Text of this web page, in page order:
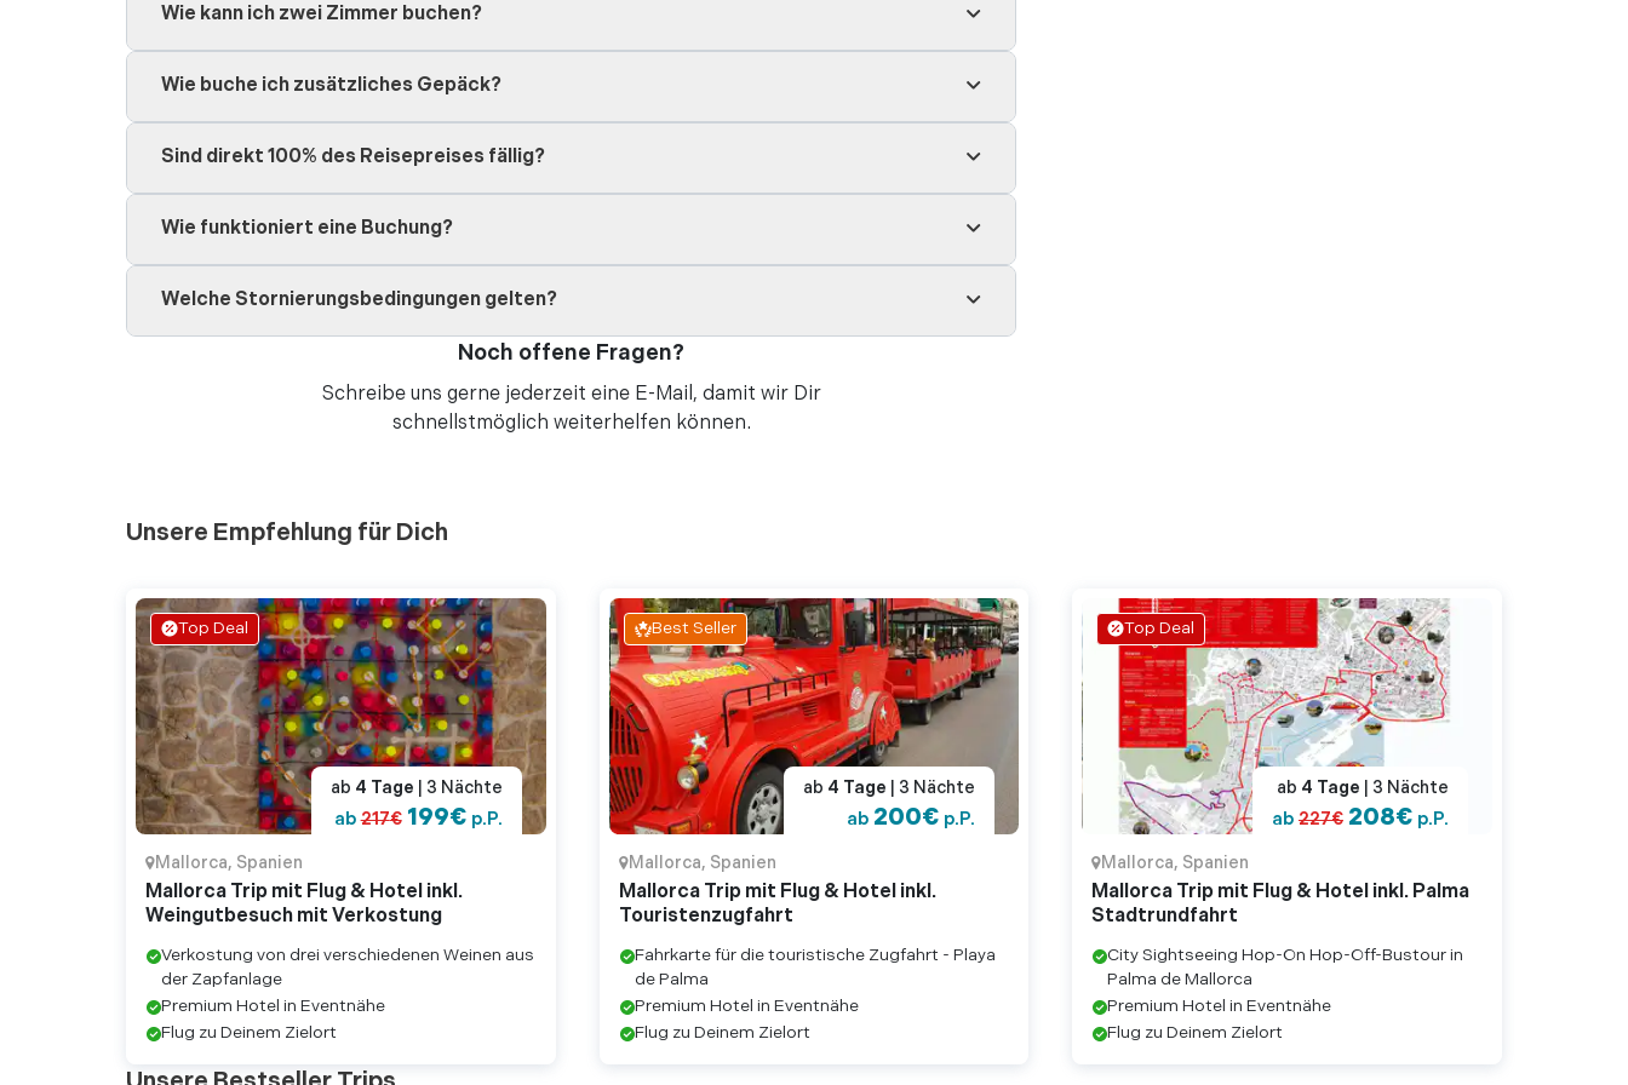
"Ich habe La Seu mit meiner Familie besucht und wir waren
"Ich liebte die Kathedrale, sie ist absolut atemberaubend. Ich
würde definitiv empfehlen, mit einem Transfer zu kommen, da sie
vor 3 Jahren
"Beeindruckend und auf jeden Fall ein Erlebnis. Mit Audioguide
vor 2 Jahren
"Kultur im Urlaub muss sein. Natürlich Eintritt, aber lohnenswert.
Rest wurde schon von den Mitbewertern geschrieben."
vor 3 Jahren
"Muss man gesehen haben. Schöne Kulisse und beeindruckendes
Gebäude, innen wie außen. Die ganze Wehranlage ist schon
beeindruckend und der kleine See ...
vor 2 Jahren
"Ein Besuch der Kathedrale La Seu von Palma ist quasi ein Muss,
was wiederum dazu führt, dass hier massenhaft Leute
durchwandern. Durch die Größe verl ...
Wie kann ich zwei Zimmer buchen?
Wie buche ich zusätzliches Gepäck?
Sind direkt 100% des Reisepreises fällig?
Wie funktioniert eine Buchung?
Welche Stornierungsbedingungen gelten?
Noch offene Fragen?
Schreibe uns gerne jederzeit eine E-Mail , damit wir Dir
schnellstmöglich weiterhelfen können.
Unsere Empfehlung für Dich
ab 4 Tage | 3 Nächte
ab 217€ 199€ p.P.
Top Deal
Mallorca, Spanien
Mallorca Trip mit Flug & Hotel inkl.
Weingutbesuch mit Verkostung
Verkostung von drei verschiedenen Weinen aus
der Zapfanlage
Premium Hotel in Eventnähe
Flug zu Deinem Zielort
ab 4 Tage | 3 Nächte
ab 200€ p.P.
Best Seller
Mallorca, Spanien
Mallorca Trip mit Flug & Hotel inkl.
Touristenzugfahrt
Fahrkarte für die touristische Zugfahrt - Playa
de Palma
Premium Hotel in Eventnähe
Flug zu Deinem Zielort
ab 4 Tage | 3 Nächte
ab 227€ 208€ p.P.
Top Deal
Mallorca, Spanien
Mallorca Trip mit Flug & Hotel inkl. Palma
Stadtrundfahrt
City Sightseeing Hop-On Hop-Off-Bustour in
Palma de Mallorca
Premium Hotel in Eventnähe
Flug zu Deinem Zielort